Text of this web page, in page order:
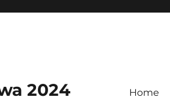
2024 Home